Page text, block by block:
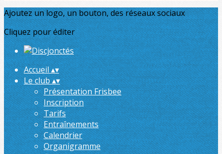
Ajoutez un logo, un bouton, des réseaux sociaux
Cliquez pour éditer
Accueil▴▾
Le club▴▾
Présentation Frisbee
Inscription
Tarifs
Entraînements
Calendrier
Organigramme